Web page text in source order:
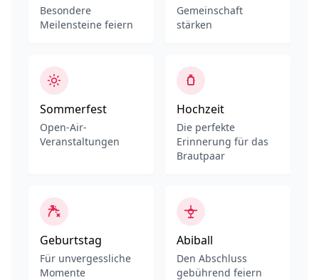
Besondere
Meilensteine feiern
Gemeinschaft
stärken
Sommerfest
Open-Air-
Veranstaltungen
Hochzeit
Die perfekte
Erinnerung für das
Brautpaar
Geburtstag
Für unvergessliche
Momente
Abiball
Den Abschluss
gebührend feiern